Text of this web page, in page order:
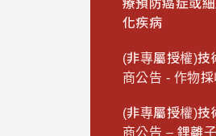
療預防癌症或
化疾病
(非專屬授權)技
商公告 - 作物採
(非專屬授權)技
商公告 – 鋰離